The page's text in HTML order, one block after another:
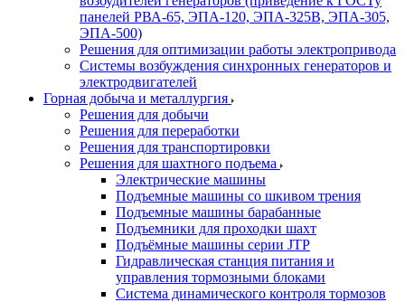
панелей РВА-65, ЭПА-120, ЭПА-325В, ЭПА-305,
ЭПА-500)
Решения для оптимизации работы электропривода
Системы возбуждения синхронных генераторов и
электродвигателей
Горная добыча и металлургия
Решения для добычи
Решения для переработки
Решения для транспортировки
Решения для шахтного подъема
Электрические машины
Подъемные машины со шкивом трения
Подъемные машины барабанные
Подъемники для проходки шахт
Подъёмные машины серии JTP
Гидравлическая станция питания и
управления тормозными блоками
Система динамического контроля тормозов